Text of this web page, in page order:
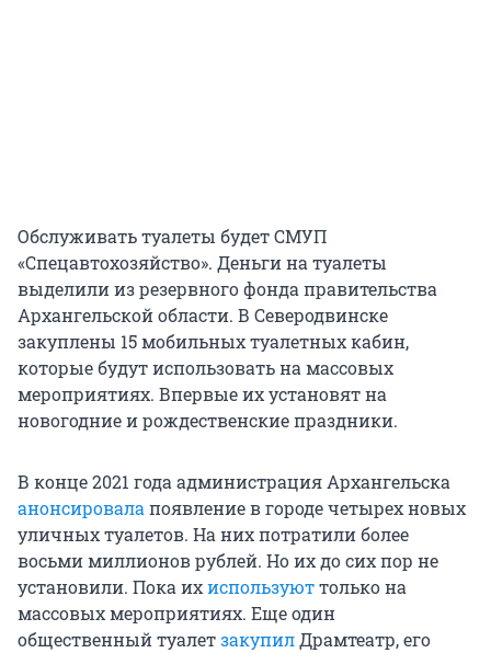
Обслуживать туалеты будет СМУП
«Спецавтохозяйство». Деньги на туалеты
выделили из резервного фонда правительства
Архангельской области. В Северодвинске
закуплены 15 мобильных туалетных кабин,
которые будут использовать на массовых
мероприятиях. Впервые их установят на
новогодние и рождественские праздники.
В конце 2021 года администрация Архангельска
анонсировалапоявление в городе четырех новых
уличных туалетов. На них потратили более
восьми миллионов рублей. Но их до сих пор не
установили. Пока ихиспользуюттолько на
массовых мероприятиях. Еще один
общественный туалетзакупилДрамтеатр, его